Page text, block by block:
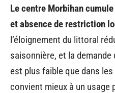
Le centre Morbihan
et absence de restriction
l’éloignement du littoral
saisonnière, et la
est plus faible que dans
convient mieux à un usage